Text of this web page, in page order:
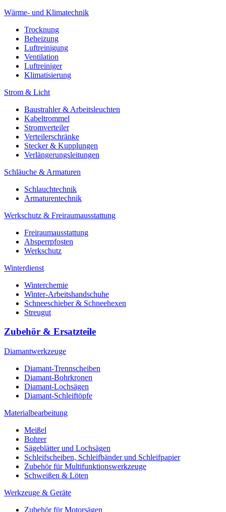
Wärme- und Klimatechnik
Trocknung
Beheizung
Luftreinigung
Ventilation
Luftreiniger
Klimatisierung
Strom & Licht
Baustrahler & Arbeitsleuchten
Kabeltrommel
Stromverteiler
Verteilerschränke
Stecker & Kupplungen
Verlängerungs­leitungen
Schläuche & Armaturen
Schlauchtechnik
Armaturentechnik
Werkschutz & Freiraumausstattung
Freiraumausstattung
Absperrpfosten
Werkschutz
Winterdienst
Winterchemie
Winter-Arbeitshandschuhe
Schneeschieber & Schneehexen
Streugut
Zubehör & Ersatzteile
Diamantwerkzeuge
Diamant-Trennscheiben
Diamant-Bohrkronen
Diamant-Lochsägen
Diamant-Schleiftöpfe
Materialbearbeitung
Meißel
Bohrer
Sägeblätter und Lochsägen
Schleifscheiben, Schleifbänder und Schleifpapier
Zubehör für Multifunktionswerkzeuge
Schweißen & Löten
Werkzeuge & Geräte
Zubehör für Motorsägen